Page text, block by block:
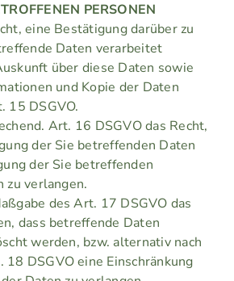
PERSONEN
eine Bestätigung darüber zu
Daten verarbeitet
über diese Daten sowie
und Kopie der Daten
15 DSGVO.
Art. 16 DSGVO das Recht,
der Sie betreffenden Daten
der Sie betreffenden
zu verlangen.
des Art. 17 DSGVO das
dass betreffende Daten
werden, bzw. alternativ nach
18 DSGVO eine Einschränkung